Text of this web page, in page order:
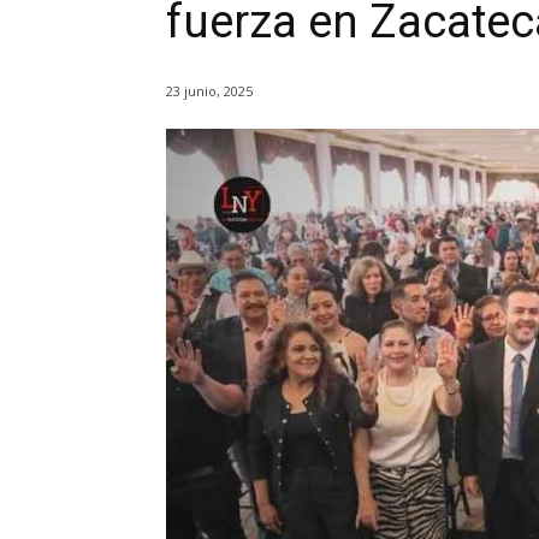
fuerza en
23 junio, 2025